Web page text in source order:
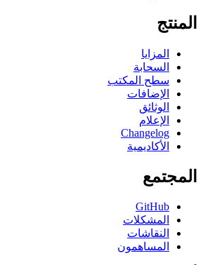
المنتج
المزايا
السحابة
سطح المكتب
الإضافات
الوثائق
الإعلام
Changelog
الأكاديمية
المجتمع
GitHub
المشكلات
النقاشات
المساهمون